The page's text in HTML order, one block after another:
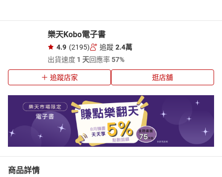
樂天Kobo電子書
4.9 (2195) 追蹤 2.4萬
出貨速度 1 天回應率57%
追蹤店家 逛店舖
商品詳情